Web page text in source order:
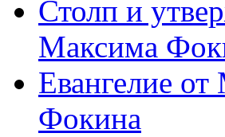
Столп и
Максима
Евангелие
Фокина